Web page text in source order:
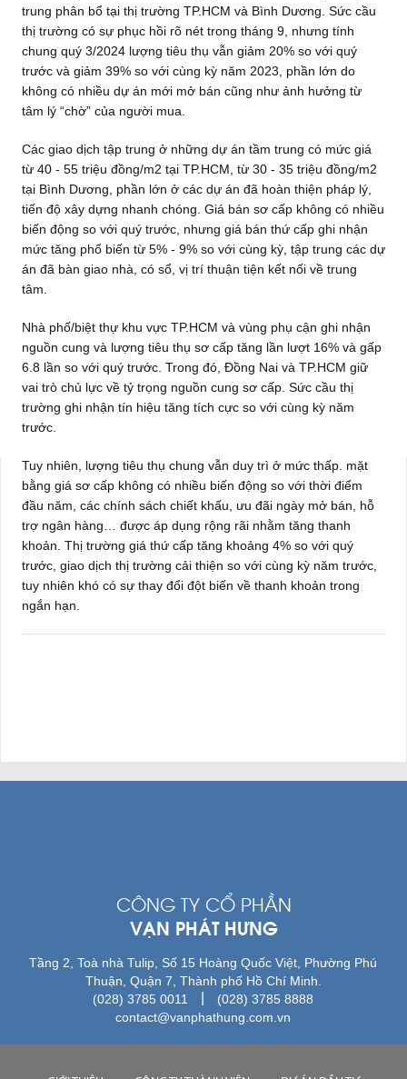
trung phân bổ tại thị trường TP.HCM và Bình Dương. Sức cầu
thị trường có sự phục hồi rõ nét trong tháng 9, nhưng tính
chung quý 3/2024 lượng tiêu thụ vẫn giảm 20% so với quý
trước và giảm 39% so với cùng kỳ năm 2023, phần lớn do
không có nhiều dự án mới mở bán cũng như ảnh hưởng từ
tâm lý “chờ” của người mua.
Các giao dịch tập trung ở những dự án tầm trung có mức giá
từ 40 - 55 triệu đồng/m2 tại TP.HCM, từ 30 - 35 triệu đồng/m2
tại Bình Dương, phần lớn ở các dự án đã hoàn thiện pháp lý,
tiến độ xây dựng nhanh chóng. Giá bán sơ cấp không có nhiều
biến động so với quý trước, nhưng giá bán thứ cấp ghi nhận
mức tăng phổ biến từ 5% - 9% so với cùng kỳ, tập trung các dự
án đã bàn giao nhà, có sổ, vị trí thuận tiện kết nối về trung
tâm.
Nhà phố/biệt thự khu vực TP.HCM và vùng phụ cận ghi nhận
nguồn cung và lượng tiêu thụ sơ cấp tăng lần lượt 16% và gấp
6.8 lần so với quý trước. Trong đó, Đồng Nai và TP.HCM giữ
vai trò chủ lực về tỷ trọng nguồn cung sơ cấp. Sức cầu thị
trường ghi nhận tín hiệu tăng tích cực so với cùng kỳ năm
trước.
Tuy nhiên, lượng tiêu thụ chung vẫn duy trì ở mức thấp. mặt
bằng giá sơ cấp không có nhiều biến động so với thời điểm
đầu năm, các chính sách chiết khấu, ưu đãi ngày mở bán, hỗ
trợ ngân hàng… được áp dụng rộng rãi nhằm tăng thanh
khoản. Thị trường giá thứ cấp tăng khoảng 4% so với quý
trước, giao dịch thị trường cải thiện so với cùng kỳ năm trước,
tuy nhiên khó có sự thay đổi đột biến về thanh khoản trong
ngắn hạn.
CÔNG TY CỔ PHẦN
VẠN PHÁT HƯNG
Tầng 2, Toà nhà Tulip, Số 15 Hoàng Quốc Việt, Phường Phú
Thuận, Quận 7, Thành phố Hồ Chí Minh.
(028) 3785 0011
(028) 3785 8888
contact@vanphathung.com.vn